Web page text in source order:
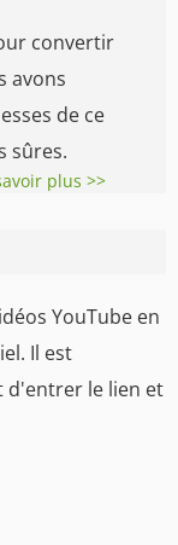
convertir
avons
de ce
sûres.
plus >>
YouTube en
Il est
d'entrer le lien et